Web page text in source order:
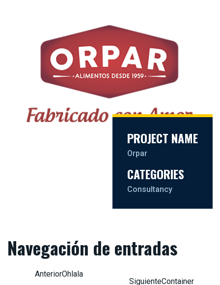
PROJECT NAME
Orpar
CATEGORIES
Consultancy
Navegación de entradas
Ohlala
Container